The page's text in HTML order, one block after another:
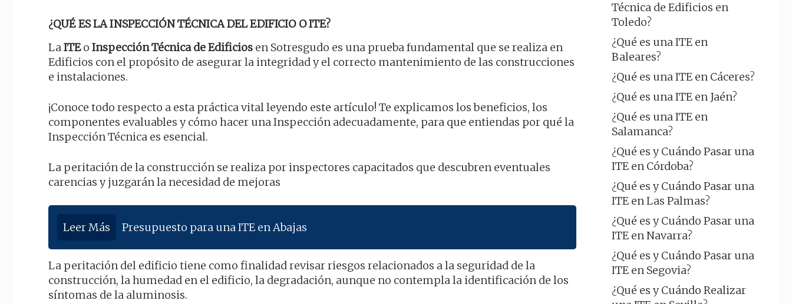
¿QUÉ ES LA INSPECCIÓN TÉCNICA DEL EDIFICIO O ITE?
La ITEo Inspección Técnica de Edificios en Sotresgudo es una prueba fundamental que se realiza en
Edificios con el propósito de asegurar la integridad y el correcto mantenimiento de las construcciones
e instalaciones.
¡Conoce todo respecto a esta práctica vital leyendo este artículo! Te explicamos los beneficios, los
componentes evaluables y cómo hacer una Inspección adecuadamente, para que entiendas por qué la
Inspección Técnica es esencial.
La peritación de la construcción se realiza por inspectores capacitados que descubren eventuales
carencias y juzgarán la necesidad de mejoras
Leer Más Presupuesto para una ITE en Abajas
La peritación del edificio tiene como finalidad revisar riesgos relacionados a la seguridad de la
construcción, la humedad en el edificio, la degradación, aunque no contempla la identificación de los
síntomas de la aluminosis.
Técnica de Edificios en
Toledo?
¿Qué es una ITE en
Baleares?
¿Qué es una ITE en Cáceres?
¿Qué es una ITE en Jaén?
¿Qué es una ITE en
Salamanca?
¿Qué es y Cuándo Pasar una
ITE en Córdoba?
¿Qué es y Cuándo Pasar una
ITE en Las Palmas?
¿Qué es y Cuándo Pasar una
ITE en Navarra?
¿Qué es y Cuándo Pasar una
ITE en Segovia?
¿Qué es y Cuándo Realizar